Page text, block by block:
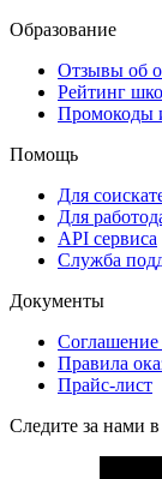
Образование
Отзывы об
Рейтинг
Промокоды
Помощь
Для
Для
API сервиса
Служба
Документы
Соглашение
Правила
Прайс-лист
Следите за нами в